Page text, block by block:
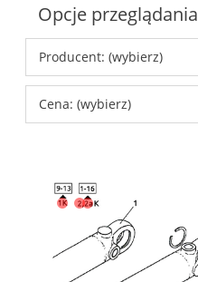
Opcje przeglądania
Producent: (wybierz)
Cena: (wybierz)